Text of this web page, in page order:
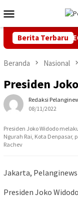
ke
kontenMobile
Berita Terbaru
Emas IMEC
Beranda Nasional
Presiden
Redaksi
08/11/2022
Presiden Joko Widodo
Ngurah Rai, Kota Denpasar,
Rachev
Jakarta, Pelanginews
Presiden Joko